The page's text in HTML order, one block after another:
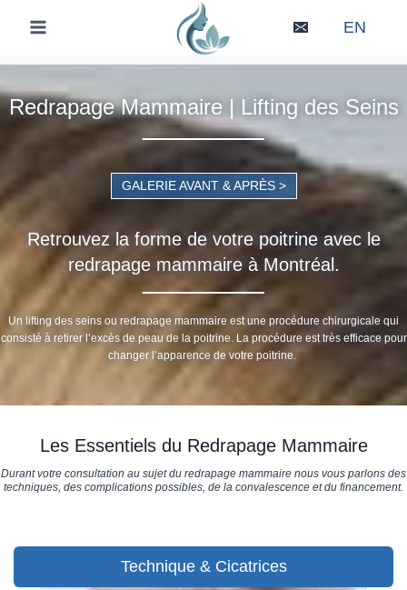
EN
Redrapage Mammaire | Lifting des Seins
GALERIE AVANT & APRÈS >
Retrouvez la forme de votre poitrine avec le
redrapage mammaire à Montréal.
Un lifting des seins ou redrapage mammaire est une procédure chirurgicale qui
consisté à retirer l’excès de peau de la poitrine. La procédure est très efficace pour
changer l’apparence de votre poitrine.
Les Essentiels du Redrapage Mammaire
Durant votre consultation au sujet du redrapage mammaire nous vous parlons des
techniques, des complications possibles, de la convalescence et du financement.
Technique & Cicatrices